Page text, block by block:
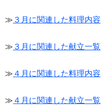
≫ ３月に関連した料理内容
≫ ３月に関連した献立一覧
≫ ４月に関連した料理内容
≫ ４月に関連した献立一覧